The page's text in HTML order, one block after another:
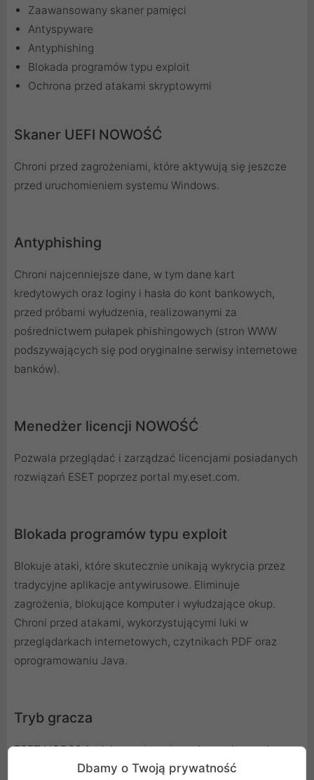
Zaawansowany skaner pamięci
Antyspyware
Antyphishing
Blokada programów typu exploit
Ochrona przed atakami skryptowymi
Skaner UEFI NOWOŚĆ
Chroni przed zagrożeniami, które aktywują się jeszcze
przed uruchomieniem systemu Windows.
Antyphishing
Chroni najcenniejsze dane, w tym dane kart
kredytowych oraz loginy i hasła do kont bankowych,
przed próbami wyłudzenia, realizowanymi za
pośrednictwem pułapek phishingowych (stron WWW
podszywających się pod oryginalne serwisy internetowe
banków).
Menedżer licencji NOWOŚĆ
Pozwala przeglądać i zarządzać licencjami posiadanych
rozwiązań ESET poprzez portal my.eset.com.
Blokada programów typu exploit
Blokuje ataki, które skutecznie unikają wykrycia przez
tradycyjne aplikacje antywirusowe. Eliminuje
zagrożenia, blokujące komputer i wyłudzające okup.
Chroni przed atakami, wykorzystującymi luki w
przeglądarkach internetowych, czytnikach PDF oraz
oprogramowaniu Java.
Tryb gracza
ESET NOD32 Antivirus automatycznie przełącza się w
tryb dyskretny, w chwili uruchomienia dowolnej aplikacji
Dbamy o Twoją prywatność